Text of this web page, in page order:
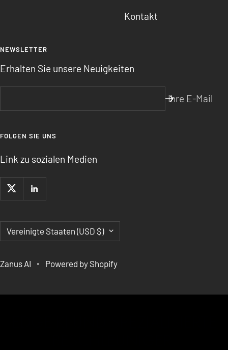
Kontakt
NEWSLETTER
Erhalten Sie unsere Neuigkeiten
Ihre E-Mail
FOLGEN SIE UNS
Link zu sozialen Medien
Land/Region
Vereinigte Staaten (USD $)
Zanus AI Powered by Shopify